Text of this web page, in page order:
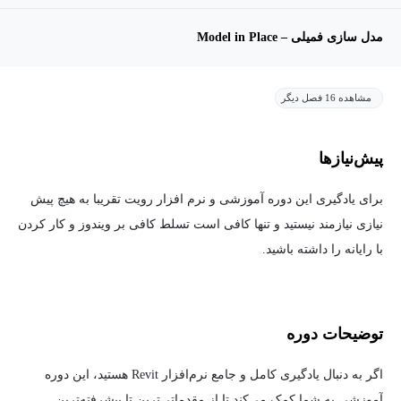
مدل سازی فمیلی – Model in Place
مشاهده 16 فصل دیگر
پیش‌نیاز‌ها
برای یادگیری این دوره آموزشی و نرم افزار رویت تقریبا به هیچ پیش
نیازی نیازمند نیستید و تنها کافی است تسلط کافی بر ویندوز و کار کردن
با رایانه را داشته باشید.
توضیحات دوره
اگر به دنبال یادگیری کامل و جامع نرم‌افزار Revit هستید، این دوره